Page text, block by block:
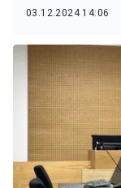
03.12.2024 14:06